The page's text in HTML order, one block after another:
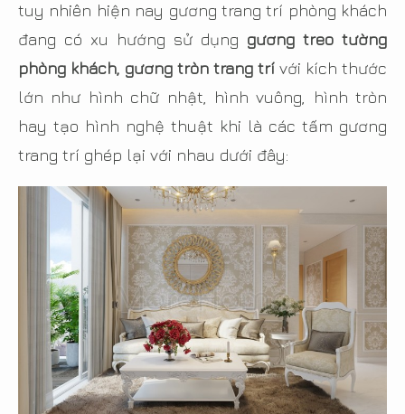
tuy nhiên hiện nay gương trang trí phòng khách
đang có xu hướng sử dụng gương treo tường
phòng khách, gương tròn trang trí với kích thước
lớn như hình chữ nhật, hình vuông, hình tròn
hay tạo hình nghệ thuật khi là các tấm gương
trang trí ghép lại với nhau dưới đây: